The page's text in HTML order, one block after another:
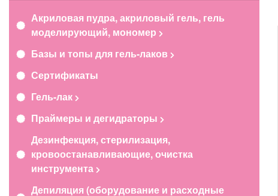
Акриловая пудра, акриловый гель, гель
моделирующий, мономер
Базы и топы для гель-лаков
Сертификаты
Гель-лак
Праймеры и дегидраторы
Дезинфекция, стерилизация,
кровоостанавливающие, очистка
инструмента
Депиляция (оборудование и расходные